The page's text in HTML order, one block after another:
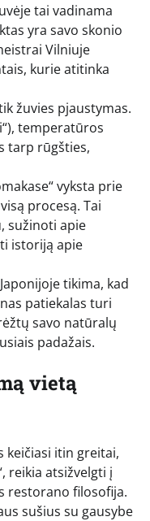
tai vadinama
yra savo skonio
Vilniuje
kurie atitinka
žuvies pjaustymas.
temperatūros
tarp rūgšties,
vyksta prie
procesą. Tai
sužinoti apie
istoriją apie
Japonijoje tikima, kad
patiekalas turi
savo natūralų
padažais.
vietą
keičiasi itin greitai,
reikia atsižvelgti į
restorano filosofija.
sušius su gausybe